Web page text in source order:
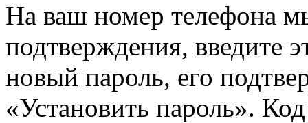
На ваш номер телефона
подтверждения, введите
новый пароль, его
«Установить пароль».